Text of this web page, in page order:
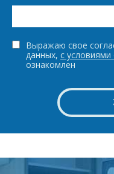
Выражаю свое
данных, с
ознакомлен